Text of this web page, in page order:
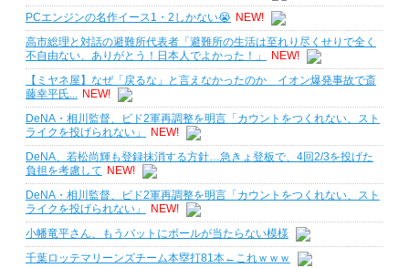
PCエンジンの名作イース1・2しかない😭 NEW!
高市総理と対話の避難所代表者「避難所の生活は至れり尽くせりで全く
不自由ない、ありがとう！日本人でよかった！」
NEW!
【ミヤネ屋】なぜ「戻るな」と言えなかったのか イオン爆発事故で斎
藤幸平氏... NEW!
DeNA・相川監督、ビド2軍再調整を明言「カウントをつくれない、スト
ライクを投げられない」
NEW!
DeNA、若松尚輝も登録抹消する方針…急きょ登板で、4回2/3を投げた
負担を考慮して NEW!
DeNA・相川監督、ビド2軍再調整を明言「カウントをつくれない、スト
ライクを投げられない」
NEW!
小幡竜平さん、もうバットにボールが当たらない模様
千葉ロッテマリーンズチーム本塁打81本←これｗｗｗ